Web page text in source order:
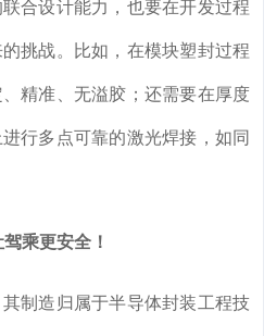
合设计能力，也要在开发过程
挑战。比如，在模块塑封过程
精准、无溢胶；还需要在厚度
行多点可靠的激光焊接，如同
乘更安全！
制造归属于半导体封装工程技